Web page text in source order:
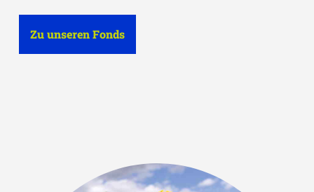
Zu unseren Fonds